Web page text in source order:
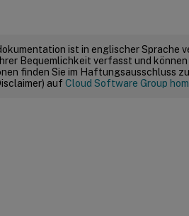
ist in englischer Sprache
Bequemlichkeit verfasst und
finden Sie im Haftungsausschluss
auf Cloud Software Group